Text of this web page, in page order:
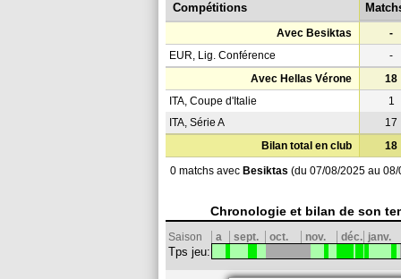
Compétitions
Avec Besiktas -
EUR, Lig. Conférence
-
Avec Hellas Vérone
18
ITA, Coupe d'Italie
1
ITA, Série A
17
Bilan total en club
18
0 matchs avec Besiktas (du 07/08/2025 au
Chronologie et bilan de son
Saison a sept. oct. nov. déc. janv.
Tps jeu: